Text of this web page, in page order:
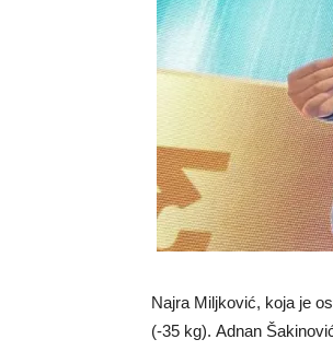
Najra Miljković, koja je
(-35 kg). Adnan